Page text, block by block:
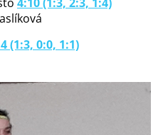
(1:3, 0:0, 1:1)